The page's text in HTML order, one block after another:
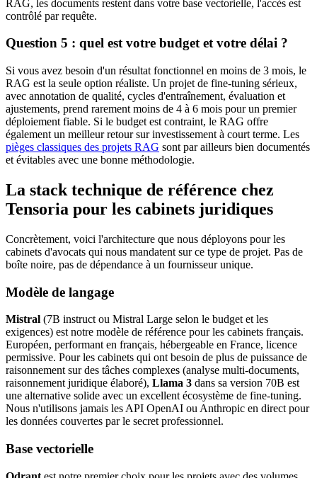
RAG, les documents restent dans votre base vectorielle, l'accès est
contrôlé par requête.
Question 5 : quel est votre budget et votre délai ?
Si vous avez besoin d'un résultat fonctionnel en moins de 3 mois, le
RAG est la seule option réaliste. Un projet de fine-tuning sérieux,
avec annotation de qualité, cycles d'entraînement, évaluation et
ajustements, prend rarement moins de 4 à 6 mois pour un premier
déploiement fiable. Si le budget est contraint, le RAG offre
également un meilleur retour sur investissement à court terme. Les
pièges classiques des projets RAG sont par ailleurs bien documentés
et évitables avec une bonne méthodologie.
La stack technique de référence chez
Tensoria pour les cabinets juridiques
Concrètement, voici l'architecture que nous déployons pour les
cabinets d'avocats qui nous mandatent sur ce type de projet. Pas de
boîte noire, pas de dépendance à un fournisseur unique.
Modèle de langage
Mistral (7B instruct ou Mistral Large selon le budget et les
exigences) est notre modèle de référence pour les cabinets français.
Européen, performant en français, hébergeable en France, licence
permissive. Pour les cabinets qui ont besoin de plus de puissance de
raisonnement sur des tâches complexes (analyse multi-documents,
raisonnement juridique élaboré), Llama 3 dans sa version 70B est
une alternative solide avec un excellent écosystème de fine-tuning.
Nous n'utilisons jamais les API OpenAI ou Anthropic en direct pour
les données couvertes par le secret professionnel.
Base vectorielle